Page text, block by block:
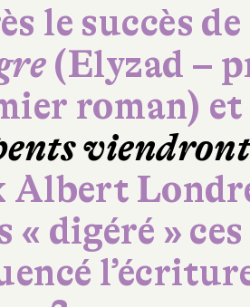
le succès de
(Elyzad –
roman)
« digéré »